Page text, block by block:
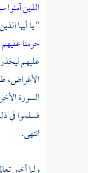
الذين آمنوا
" يا أيها
حرمنا
عليهم
الأغراض،
السورة
فسلموا في
انتهى.